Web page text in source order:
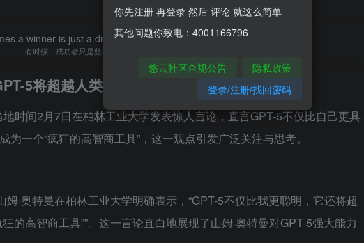
a winner is just a dreamer that never gives up.
有时候，成功者只是坚持梦想不放弃的人
5将超越人类智力，成为“疯狂的高智商工具”
时间2月7日在柏林工业大学发表惊人言论，直言GPT-5不仅比自己更具
一个“疯狂的高智商工具”，这一观点引发广泛关注与思考。
·奥特曼在柏林工业大学明确表示，“GPT-5不仅比我更聪明，它还将超
的高智商工具””。这一言论直白地展现了山姆·奥特曼对GPT-5强大能力
你先注册 再登录 然后 评论 就这么简单
其他问题你致电：4001166796
悠云社区合规公告
隐私政策
登录/注册/找回密码